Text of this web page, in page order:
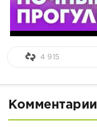
4 915
Комментарии